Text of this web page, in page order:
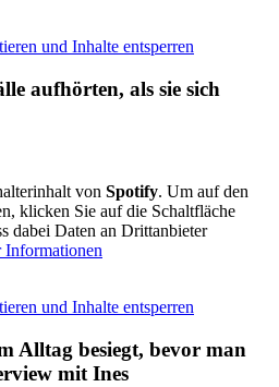
und Inhalte entsperren
aufhörten, als sie sich
von Spotify. Um auf den
klicken Sie auf die Schaltfläche
dabei Daten an Drittanbieter
Informationen
und Inhalte entsperren
Alltag besiegt, bevor man
mit Ines